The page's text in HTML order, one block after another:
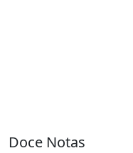
Doce Notas